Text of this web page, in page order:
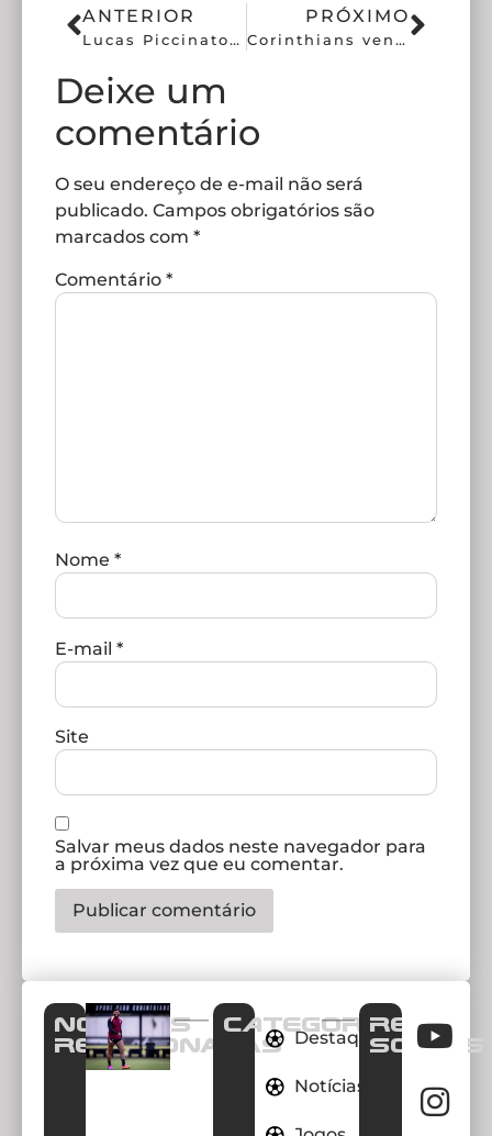
ANTERIOR
Lucas Piccinato de volta e reforços no BID; saiba mais
PRÓXIMO
Corinthians vence Água Santa e segue 100% no Paulistão
Deixe um
comentário
O seu endereço de e-mail não será
publicado. Campos obrigatórios são
marcados com *
Comentário *
Nome *
E-mail *
Site
Salvar meus dados neste navegador para
a próxima vez que eu comentar.
Notícias
Relacionadas
CATEGORIAS
Destaques
Notícias
REDES
SOCIAIS